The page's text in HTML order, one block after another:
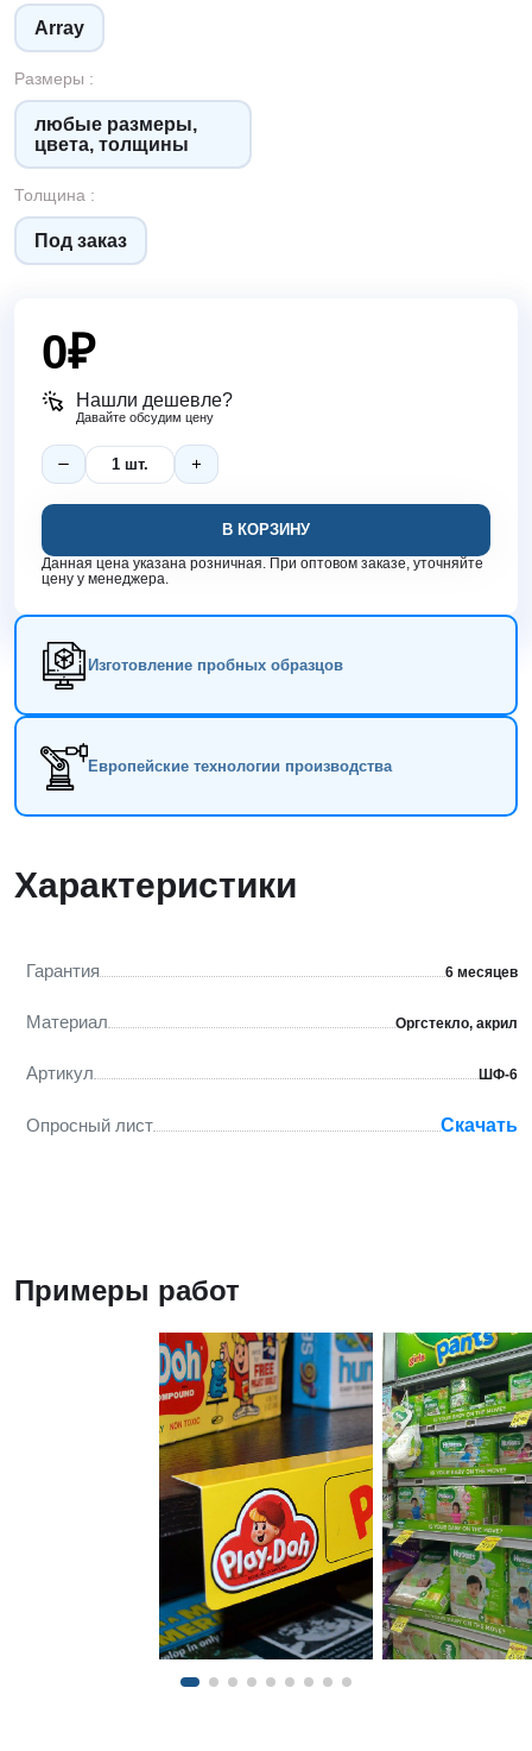
Array
Размеры :
любые размеры,
цвета, толщины
Толщина :
Под заказ
0₽
Нашли дешевле?
Давайте обсудим цену
В КОРЗИНУ
Данная цена указана розничная. При оптовом заказе, уточняйте
цену у менеджера.
Изготовление пробных образцов
Европейские технологии производства
Характеристики
Гарантия 6 месяцев
Материал Оргстекло, акрил
Артикул ШФ-6
Опросный лист Скачать
Примеры работ